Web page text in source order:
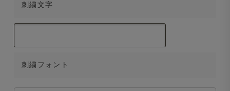
刺繍文字
刺繍フォント